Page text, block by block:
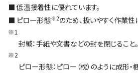
■低温接着性に優れています。
■ ピロー形態※2のため、扱いやすく作業性
※1
封緘：手紙や文書などの封を閉じること
※2
ピロー形態：ピロー（枕）のように成形